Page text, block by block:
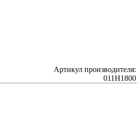
Артикул производителя:
011H1800